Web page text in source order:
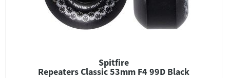
Spitfire
Repeaters Classic 53mm F4 99D Black